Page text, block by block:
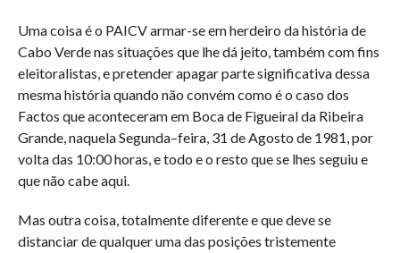
Uma coisa é o PAICV armar-se em herdeiro da história de
Cabo Verde nas situações que lhe dá jeito, também com fins
eleitoralistas, e pretender apagar parte significativa dessa
mesma história quando não convém como é o caso dos
Factos que aconteceram em Boca de Figueiral da Ribeira
Grande, naquela Segunda–feira, 31 de Agosto de 1981, por
volta das 10:00 horas, e todo e o resto que se lhes seguiu e
que não cabe aqui.
Mas outra coisa, totalmente diferente e que deve se
distanciar de qualquer uma das posições tristemente